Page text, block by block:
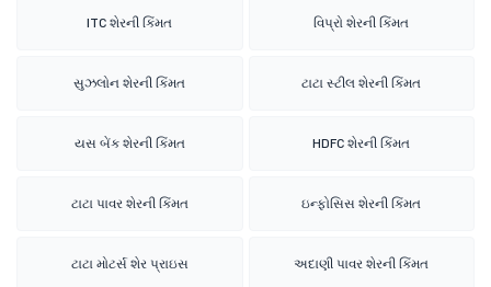
ITC શેરની કિંમત વિપ્રો શેરની કિંમત
સુઝલોન શેરની કિંમત ટાટા સ્ટીલ શેરની કિંમત
યસ બેંક શેરની કિંમત HDFC શેરની કિંમત
ટાટા પાવર શેરની કિંમત ઇન્ફોસિસ શેરની કિંમત
ટાટા મોટર્સ શેર પ્રાઇસ અદાણી પાવર શેરની કિંમત